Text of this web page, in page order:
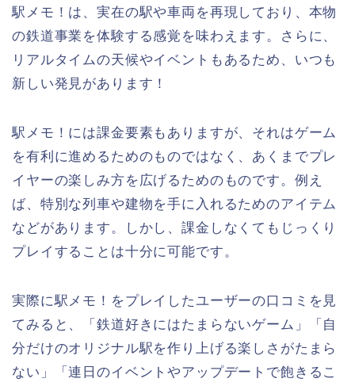
駅メモ！は、実在の駅や車両を再現しており、本物
の鉄道事業を体験する感覚を味わえます。さらに、
リアルタイムの天候やイベントもあるため、いつも
新しい発見があります！
駅メモ！には課金要素もありますが、それはゲーム
を有利に進めるためのものではなく、あくまでプレ
イヤーの楽しみ方を広げるためのものです。例え
ば、特別な列車や建物を手に入れるためのアイテム
などがあります。しかし、課金しなくてもじっくり
プレイすることは十分に可能です。
実際に駅メモ！をプレイしたユーザーの口コミを見
てみると、「鉄道好きにはたまらないゲーム」「自
分だけのオリジナル駅を作り上げる楽しさがたまら
ない」「連日のイベントやアップデートで飽きるこ